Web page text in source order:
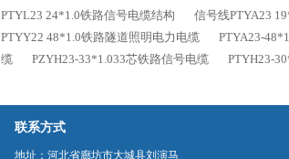
PTYL23 24*1.0铁路信号电缆结构 信号线PTYA23
PTYY22 48*1.0铁路隧道照明电力电缆
PTYA23-
缆
PZYH23-33*1.033芯铁路信号电缆 PTYH23-
联系方式
地址：河北省廊坊市大城县刘演马